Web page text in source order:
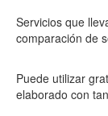
Servicios que
comparación de
Puede utilizar
elaborado con